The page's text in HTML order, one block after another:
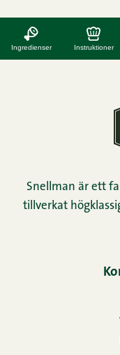
Ingredienser Instruktioner
Snellman är ett
tillverkat